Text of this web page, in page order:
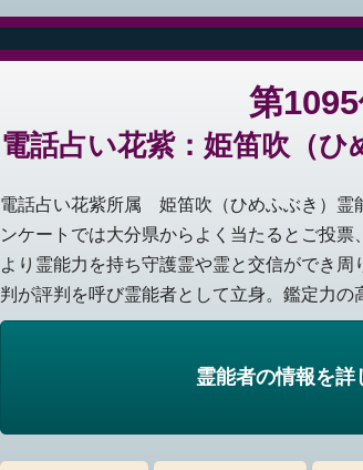
第
電話占い花紫：姫笛吹（ひ
電話占い花紫所属 姫笛吹（ひめふぶき）霊
ンケートでは大分県からよく当たるとご投
より霊能力を持ち守護霊や霊と交信ができ
判が評判を呼び霊能者として立身。鑑定力の
霊能者の情報を詳